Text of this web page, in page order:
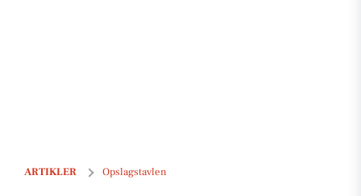
ARTIKLER Opslagstavlen
Nyt fra Sydøstjyllands politi og Horsens Kommune